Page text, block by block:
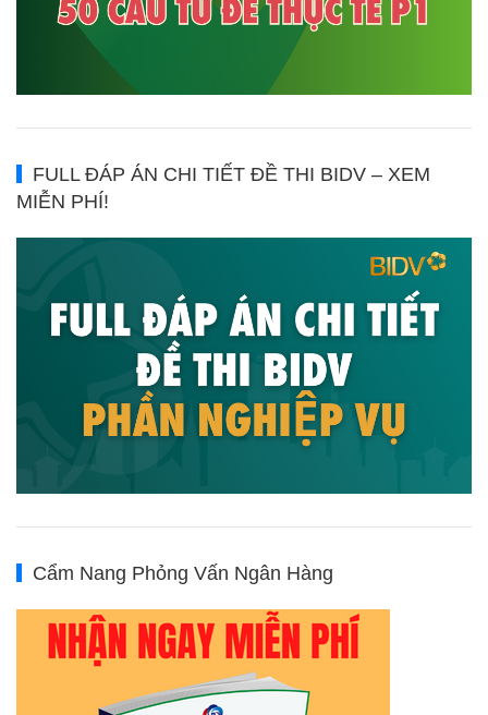
FULL ĐÁP ÁN CHI TIẾT ĐỀ THI BIDV – XEM
MIỄN PHÍ!
Cẩm Nang Phỏng Vấn Ngân Hàng